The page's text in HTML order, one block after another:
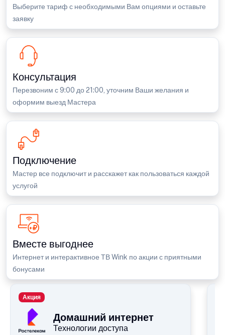
Выберите тариф с необходимыми Вам опциями и оставьте
заявку
Консультация
Перезвоним с 9:00 до 21:00, уточним Ваши желания и
оформим выезд Мастера
Подключение
Мастер все подключит и расскажет как пользоваться каждой
услугой
Вместе выгоднее
Интернет и интерактивное ТВ Wink по акции с приятными
бонусами
Домашний интернет
Технологии доступа
Акция